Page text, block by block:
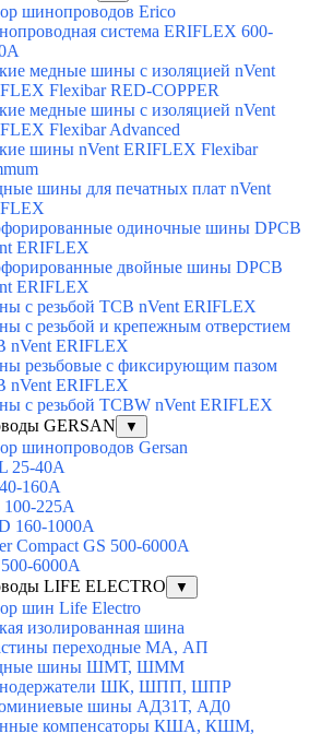
шинопроводов Erico
система ERIFLEX 600-
медные шины с изоляцией nVent
Flexibar RED-COPPER
медные шины с изоляцией nVent
Flexibar Advanced
шины nVent ERIFLEX Flexibar
шины для печатных плат nVent
одиночные шины DPCB
ERIFLEX
двойные шины DPCB
ERIFLEX
с резьбой TCB nVent ERIFLEX
с резьбой и крепежным отверстием
nVent ERIFLEX
резьбовые с фиксирующим пазом
nVent ERIFLEX
с резьбой TCBW nVent ERIFLEX
GERSAN
▼
шинопроводов Gersan
25-40A
160A
225A
160-1000A
Compact GS 500-6000A
6000A
LIFE ELECTRO
▼
шин Life Electro
изолированная шина
переходные МА, АП
шины ШМТ, ШММ
ШК, ШПП, ШПР
шины АД31Т, АД0
компенсаторы КША, КШМ,